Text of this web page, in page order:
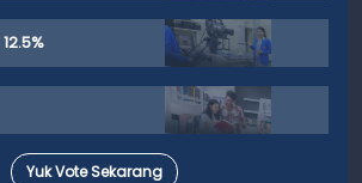
12.5%
Yuk Vote Sekarang